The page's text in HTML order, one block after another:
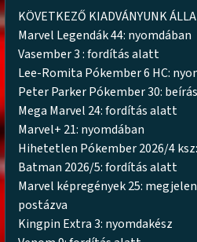
KÖVETKEZŐ KIADVÁNYUNK
Marvel Legendák 44: nyomdában
Vasember 3 : fordítás alatt
Lee-Romita Pókember 6 HC:
Peter Parker Pókember 30:
Mega Marvel 24: fordítás alatt
Marvel+ 21: nyomdában
Hihetetlen Pókember 2026/4
Batman 2026/5: fordítás alatt
Marvel képregények 25:
postázva
Kingpin Extra 3: nyomdakész